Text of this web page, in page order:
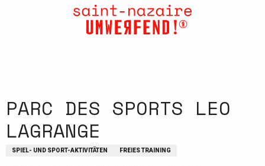
PARC DES SPORTS LEO
LAGRANGE
SPIEL- UND SPORT-AKTIVITÄTEN FREIES TRAINING